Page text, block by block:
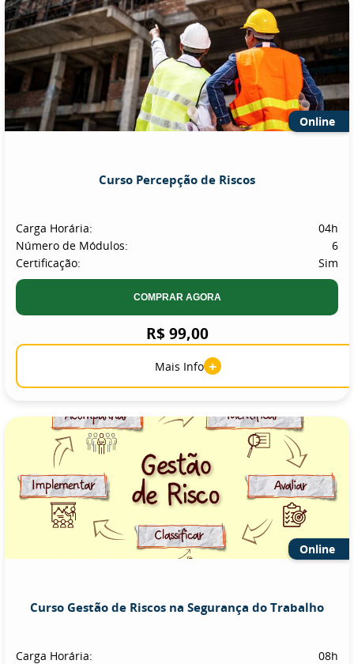
Online
Curso Percepção de Riscos
Carga Horária:
04h
Número de Módulos:
6
Certificação:
Sim
COMPRAR AGORA
R$ 99,00
Mais Info +
Online
Curso Gestão de Riscos na Segurança do Trabalho
Carga Horária:
08h